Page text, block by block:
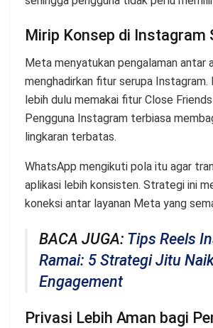
Mirip Konsep di Instagram
Meta menyatukan pengalaman antar
menghadirkan fitur serupa Instagram.
lebih dulu memakai fitur Close
Pengguna Instagram terbiasa
lingkaran terbatas.
WhatsApp mengikuti pola itu agar
aplikasi lebih konsisten. Strategi ini
koneksi antar layanan Meta yang
BACA JUGA: Tips Reels
Ramai: 5 Strategi Jitu
Engagement
Privasi Lebih Aman bagi